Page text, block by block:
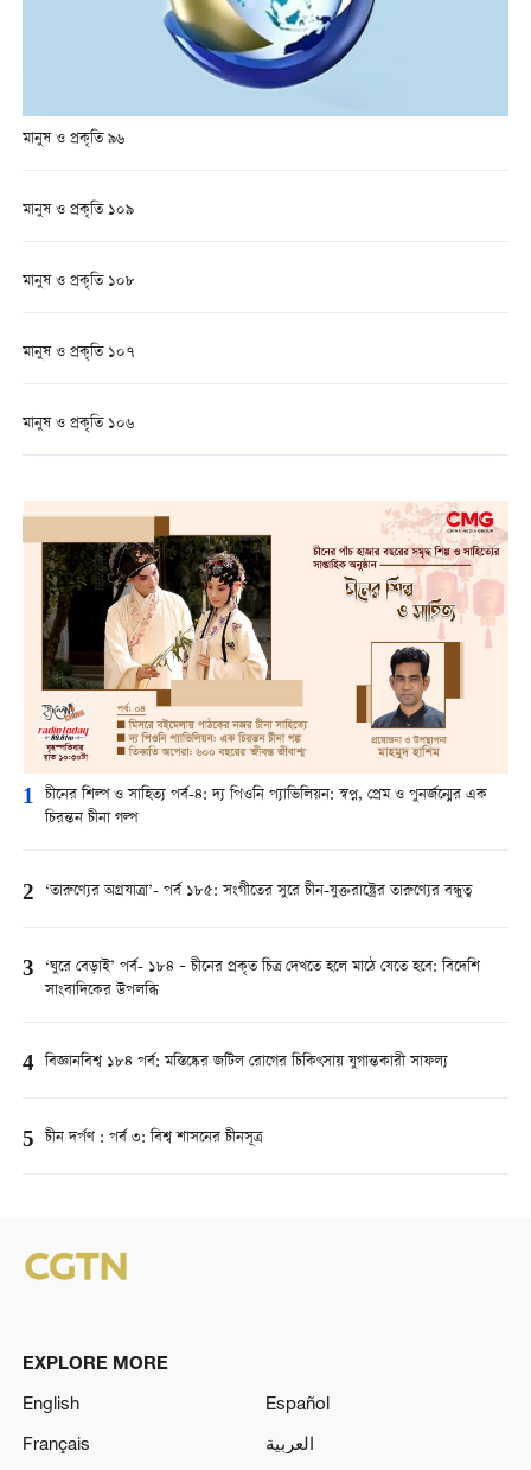
মানুষ ও প্রকৃতি ৯৬
মানুষ ও প্রকৃতি ১০৯
মানুষ ও প্রকৃতি ১০৮
মানুষ ও প্রকৃতি ১০৭
মানুষ ও প্রকৃতি ১০৬
1 চীনের শিল্প ও সাহিত্য পর্ব-৪: দ্য পিওনি প্যাভিলিয়ন: স্বপ্ন, প্রেম ও পুনর্জন্মের এক
চিরন্তন চীনা গল্প
2 ‘তারুণ্যের অগ্রযাত্রা’- পর্ব ১৮৫: সংগীতের সুরে চীন-যুক্তরাষ্ট্রের তারুণ্যের বন্ধুত্ব
3 ‘ঘুরে বেড়াই’ পর্ব- ১৮৪ – চীনের প্রকৃত চিত্র দেখতে হলে মাঠে যেতে হবে: বিদেশি
সাংবাদিকের উপলব্ধি
4 বিজ্ঞানবিশ্ব ১৮৪ পর্ব: মস্তিষ্কের জটিল রোগের চিকিৎসায় যুগান্তকারী সাফল্য
5 চীন দর্পণ : পর্ব ৩: বিশ্ব শাসনের চীনসূত্র
EXPLORE MORE
English
Español
Français
العربية